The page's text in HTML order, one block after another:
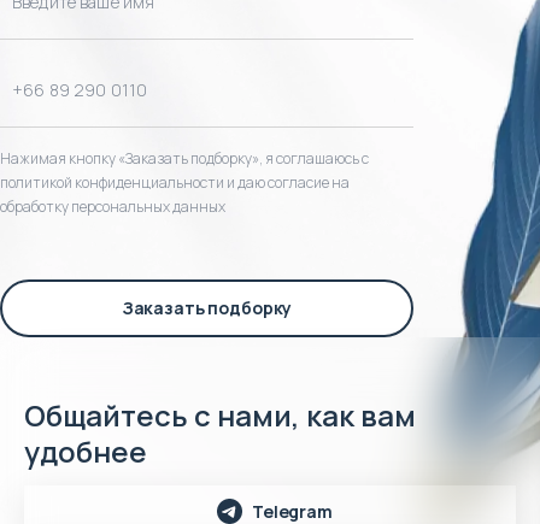
Нажимая кнопку «Заказать подборку», я соглашаюсь с
политикой конфиденциальности и даю согласие на
обработку персональных данных
Заказать подборку
Общайтесь с нами, как вам
удобнее
Telegram